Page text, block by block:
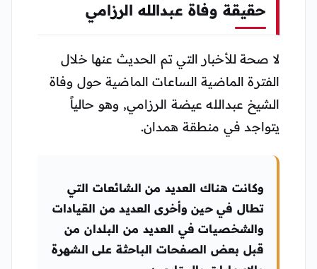
حقيقة وفاة عبدالله الرزامي
لا صحة للأخبار التي تم الحديث عنها خلال
الفترة الماضية الساعات الماضية حول وفاة
الشيخ عبدالله عيضة الرزامي, وهو حالياً
يتواجد في منطقة همدان.
وكانت هناك العديد من الشائعات التي
تطال في حين وأخرى العديد من القيادات
والشخصيات في العديد من البلدان من
قبل بعض الصفحات الباحثة على الشهرة